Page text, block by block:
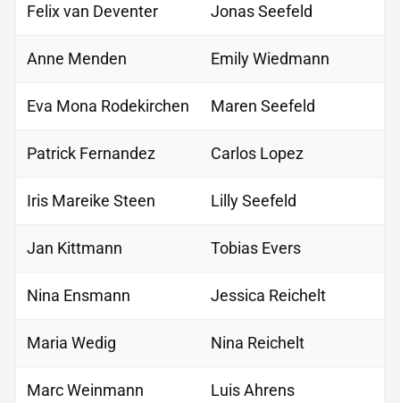
Felix van Deventer Jonas Seefeld
Anne Menden Emily Wiedmann
Eva Mona Rodekirchen Maren Seefeld
Patrick Fernandez Carlos Lopez
Iris Mareike Steen Lilly Seefeld
Jan Kittmann Tobias Evers
Nina Ensmann Jessica Reichelt
Maria Wedig Nina Reichelt
Marc Weinmann Luis Ahrens